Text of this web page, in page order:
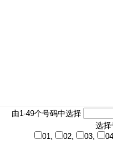
由1-49个号码中选择
选择
01,
02, 03,